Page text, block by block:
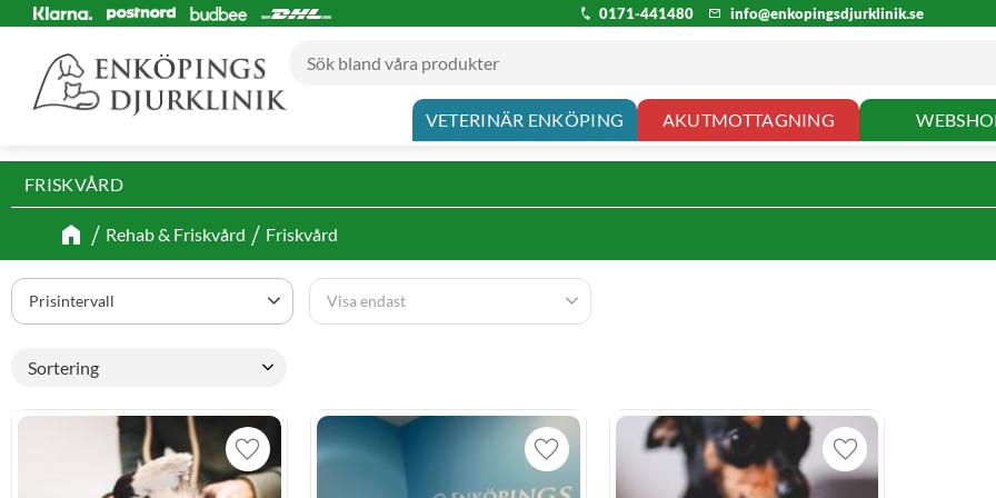
0171-441480 info@enkopingsdjurklinik.se
VETERINÄR ENKÖPING AKUTMOTTAGNING
FRISKVÅRD
Rehab & Friskvård Friskvård
Prisintervall Visa endast
Lägg till i favoriter Lägg till i favoriter Lägg till i favoriter